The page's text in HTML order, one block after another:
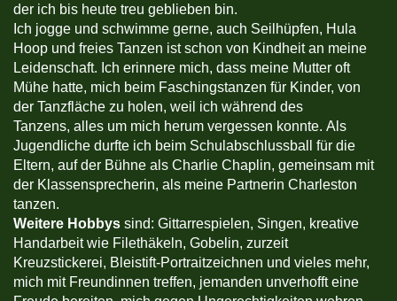
der ich bis heute treu geblieben bin.
Ich jogge und schwimme gerne, auch Seilhüpfen, Hula
Hoop und freies Tanzen ist schon von Kindheit an meine
Leidenschaft. Ich erinnere mich, dass meine Mutter oft
Mühe hatte, mich beim Faschingstanzen für Kinder, von
der Tanzfläche zu holen, weil ich während des
Tanzens, alles um mich herum vergessen konnte. Als
Jugendliche durfte ich beim Schulabschlussball für die
Eltern, auf der Bühne als Charlie Chaplin, gemeinsam mit
der Klassensprecherin, als meine Partnerin Charleston
tanzen.
Weitere Hobbys sind: Gittarrespielen, Singen, kreative
Handarbeit wie Filethäkeln, Gobelin, zurzeit
Kreuzstickerei, Bleistift-Portraitzeichnen und vieles mehr,
mich mit Freundinnen treffen, jemanden unverhofft eine